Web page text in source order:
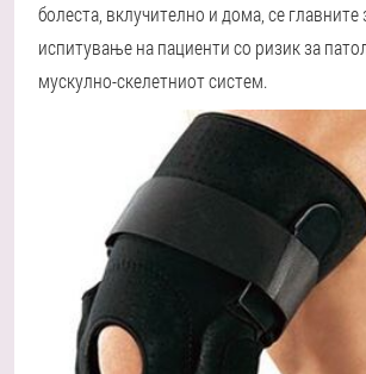
болеста, вклучително и дома, се главните
испитување на пациенти со ризик за
мускулно-скелетниот систем.